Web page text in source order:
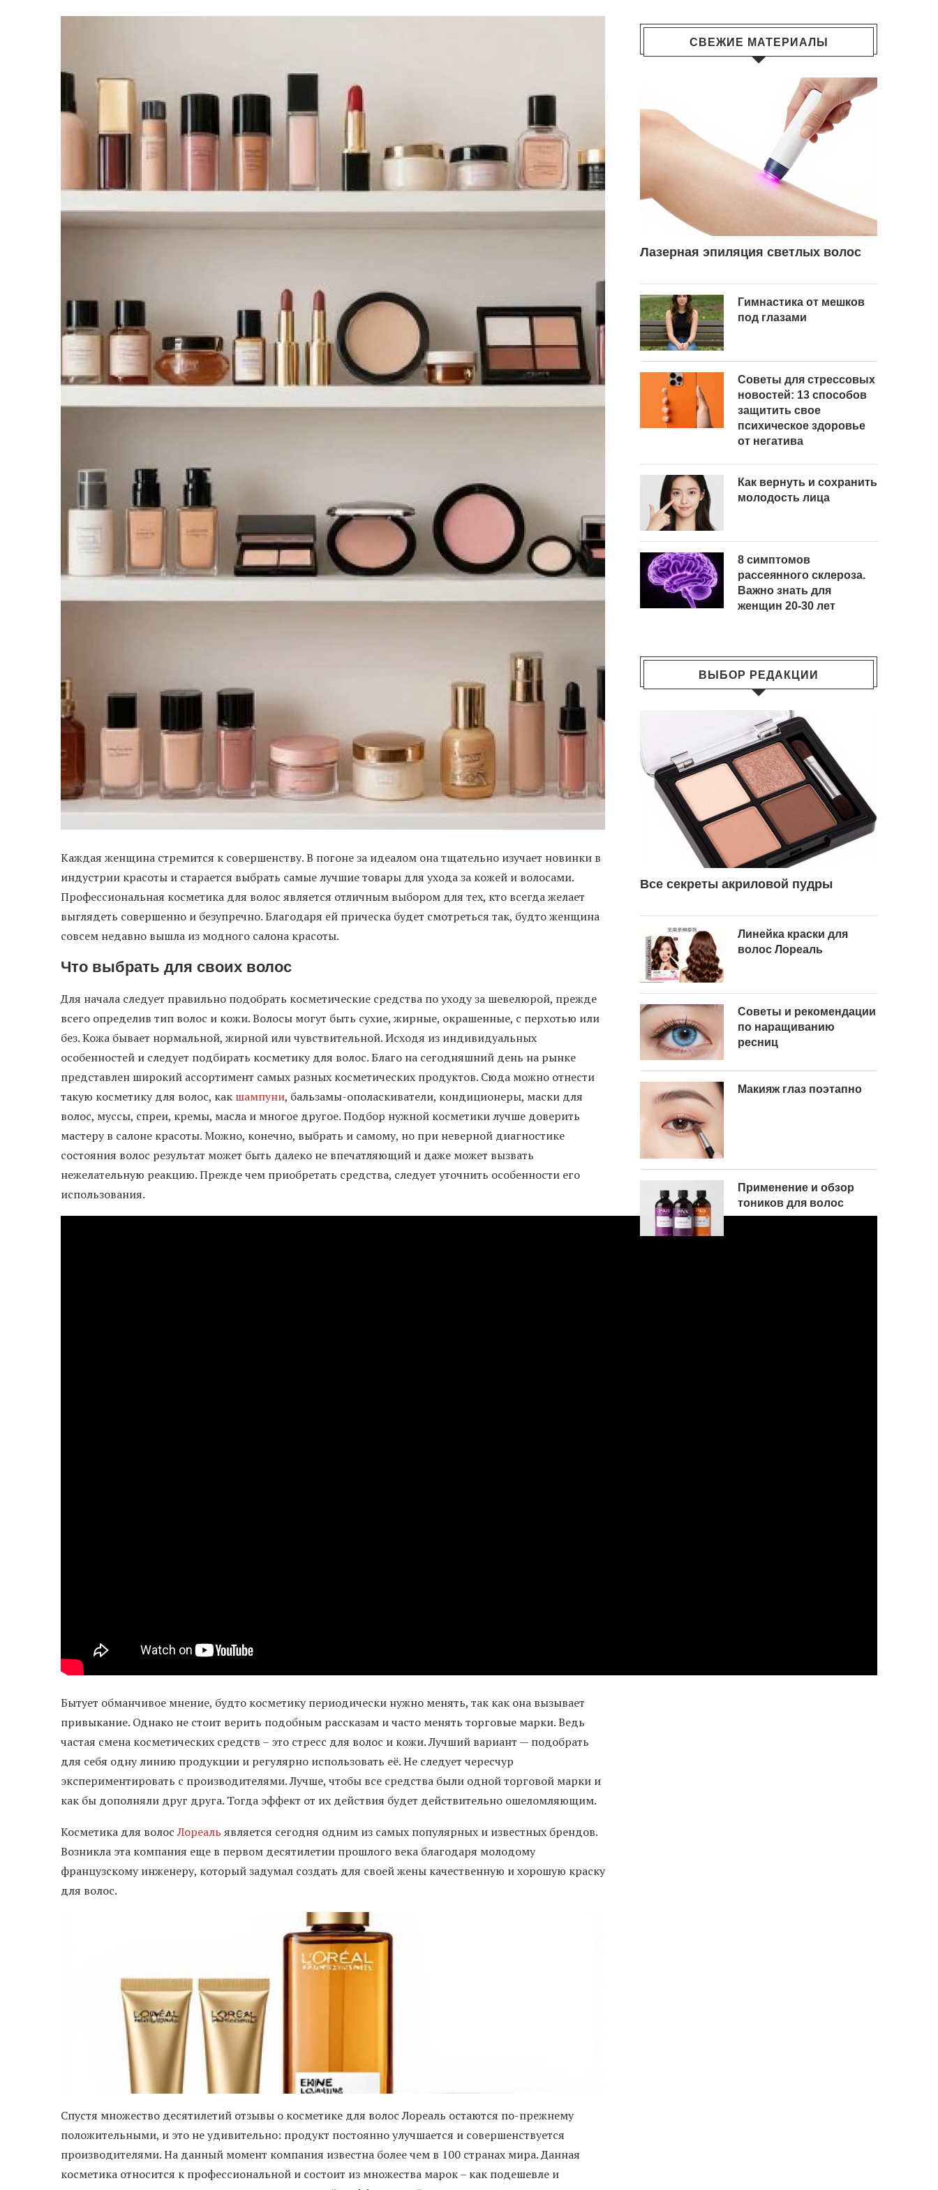
Каждая женщина стремится к совершенству. В погоне за идеалом она тщательно изучает новинки в
индустрии красоты и старается выбрать самые лучшие товары для ухода за кожей и волосами.
Профессиональная косметика для волос является отличным выбором для тех, кто всегда желает
выглядеть совершенно и безупречно. Благодаря ей прическа будет смотреться так, будто женщина
совсем недавно вышла из модного салона красоты.
Что выбрать для своих волос
Для начала следует правильно подобрать косметические средства по уходу за шевелюрой, прежде
всего определив тип волос и кожи. Волосы могут быть сухие, жирные, окрашенные, с перхотью или
без. Кожа бывает нормальной, жирной или чувствительной. Исходя из индивидуальных
особенностей и следует подбирать косметику для волос. Благо на сегодняшний день на рынке
представлен широкий ассортимент самых разных косметических продуктов. Сюда можно отнести
такую косметику для волос, как шампуни, бальзамы-ополаскиватели, кондиционеры, маски для
волос, муссы, спреи, кремы, масла и многое другое. Подбор нужной косметики лучше доверить
мастеру в салоне красоты. Можно, конечно, выбрать и самому, но при неверной диагностике
состояния волос результат может быть далеко не впечатляющий и даже может вызвать
нежелательную реакцию. Прежде чем приобретать средства, следует уточнить особенности его
использования.
Бытует обманчивое мнение, будто косметику периодически нужно менять, так как она вызывает
привыкание. Однако не стоит верить подобным рассказам и часто менять торговые марки. Ведь
частая смена косметических средств – это стресс для волос и кожи. Лучший вариант — подобрать
для себя одну линию продукции и регулярно использовать её. Не следует чересчур
экспериментировать с производителями. Лучше, чтобы все средства были одной торговой марки и
как бы дополняли друг друга. Тогда эффект от их действия будет действительно ошеломляющим.
Косметика для волосЛореаль является сегодня одним из самых популярных и известных брендов.
Возникла эта компания еще в первом десятилетии прошлого века благодаря молодому
французскому инженеру, который задумал создать для своей жены качественную и хорошую краску
для волос.
Спустя множество десятилетий отзывы о косметике для волос Лореаль остаются по-прежнему
положительными, и это не удивительно: продукт постоянно улучшается и совершенствуется
производителями. На данный момент компания известна более чем в 100 странах мира. Данная
косметика относится к профессиональной и состоит из множества марок – как подешевле и
СВЕЖИЕ МАТЕРИАЛЫ
Лазерная эпиляция светлых волос
Гимнастика от мешков
под глазами
Советы для стрессовых
новостей: 13 способов
защитить свое
психическое здоровье
от негатива
Как вернуть и сохранить
молодость лица
8 симптомов
рассеянного склероза.
Важно знать для
женщин 20-30 лет
ВЫБОР РЕДАКЦИИ
Все секреты акриловой пудры
Линейка краски для
волос Лореаль
Советы и рекомендации
по наращиванию
ресниц
Макияж глаз поэтапно
Применение и обзор
тоников для волос